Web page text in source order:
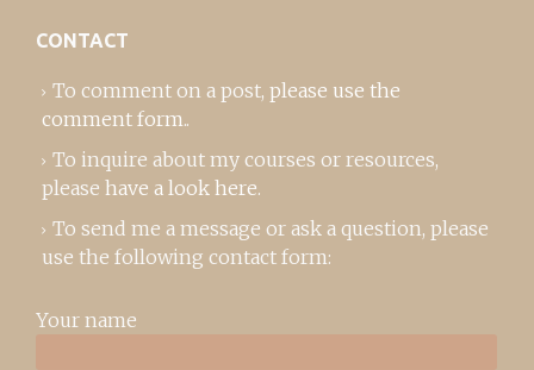
CONTACT
To comment on a post, please use the
comment form..
To inquire about my courses or resources,
please have a look here.
To send me a message or ask a question, please
use the following contact form:
Your name